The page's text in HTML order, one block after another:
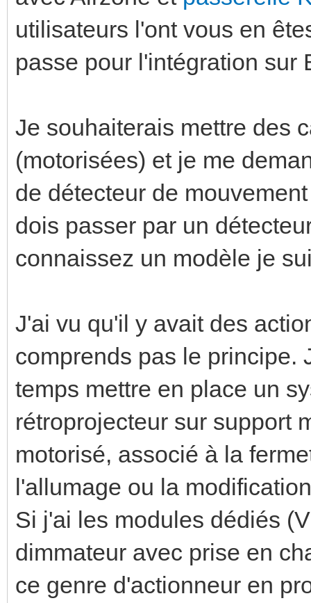
utilisateurs l'ont vous en
passe pour l'intégration sur
Je souhaiterais mettre des
(motorisées) et je me
de détecteur de
dois passer par un
connaissez un modèle je
J'ai vu qu'il y avait des
comprends pas le principe.
temps mettre en place un
rétroprojecteur sur support
motorisé, associé à la
l'allumage ou la
Si j'ai les modules dédiés
dimmateur avec prise en
ce genre d'actionneur en